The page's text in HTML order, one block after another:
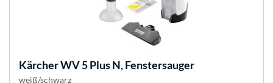
KärcherWV 5 Plus N, Fenstersauger
weiß/schwarz